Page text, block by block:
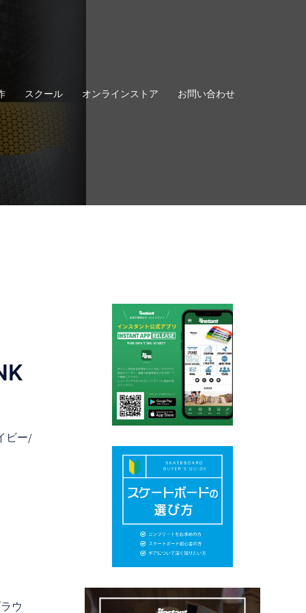
スクール オンラインストア お問い合わせ
ビー/
ウ